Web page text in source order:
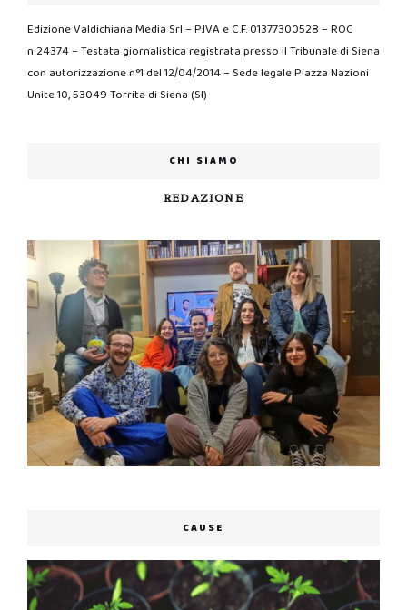
Edizione Valdichiana Media Srl – P.IVA e C.F. 01377300528 – ROC
n.24374 – Testata giornalistica registrata presso il Tribunale di Siena
con autorizzazione n°1 del 12/04/2014 – Sede legale Piazza Nazioni
Unite 10, 53049 Torrita di Siena (SI)
CHI SIAMO
REDAZIONE
CAUSE